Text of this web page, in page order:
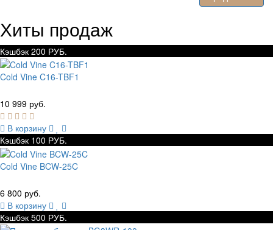
Хиты продаж
Кэшбэк 200 РУБ.
Cold Vine C16-TBF1
10 999 руб.
В корзину
Кэшбэк 100 РУБ.
Cold Vine BCW-25C
6 800 руб.
В корзину
Кэшбэк 500 РУБ.